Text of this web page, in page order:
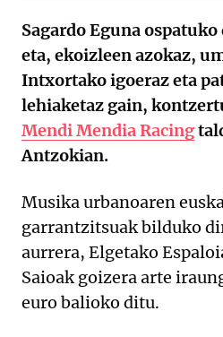
Sagardo Eguna
eta, ekoizleen azokaz,
Intxortako igoeraz eta
lehiaketaz gain,
Mendi Mendia Racing
Antzokian.
Musika urbanoaren
garrantzitsuak bilduko
aurrera, Elgetako
Saioak goizera arte
euro balioko ditu.